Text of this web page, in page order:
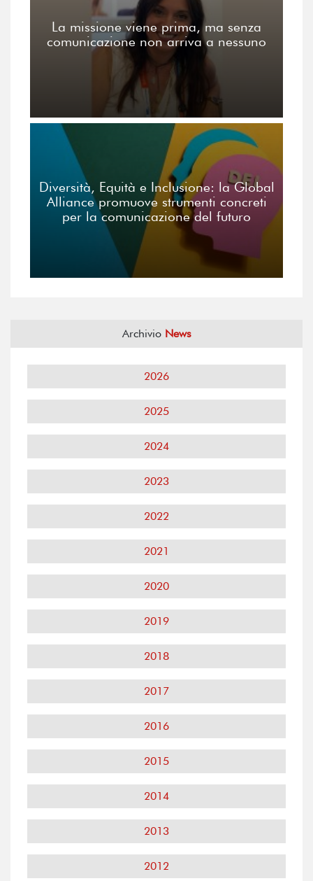
La missione viene prima, ma senza
comunicazione non arriva a nessuno
Diversità, Equità e Inclusione: la Global
Alliance promuove strumenti concreti
per la comunicazione del futuro
Archivio News
2026
2025
2024
2023
2022
2021
2020
2019
2018
2017
2016
2015
2014
2013
2012